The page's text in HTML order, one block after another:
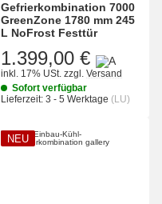
Gefrierkombination 7000
GreenZone 1780 mm 245
L NoFrost Festtür
1.399,00 €
inkl. 17% USt. zzgl. Versand
Sofort verfügbar
Lieferzeit: 3 - 5 Werktage (LU)
NEU